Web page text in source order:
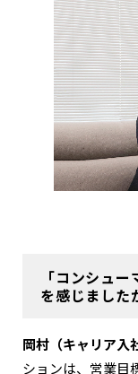
「コンシュ
を感じました
岡村（キャリア入
ションは、営業目